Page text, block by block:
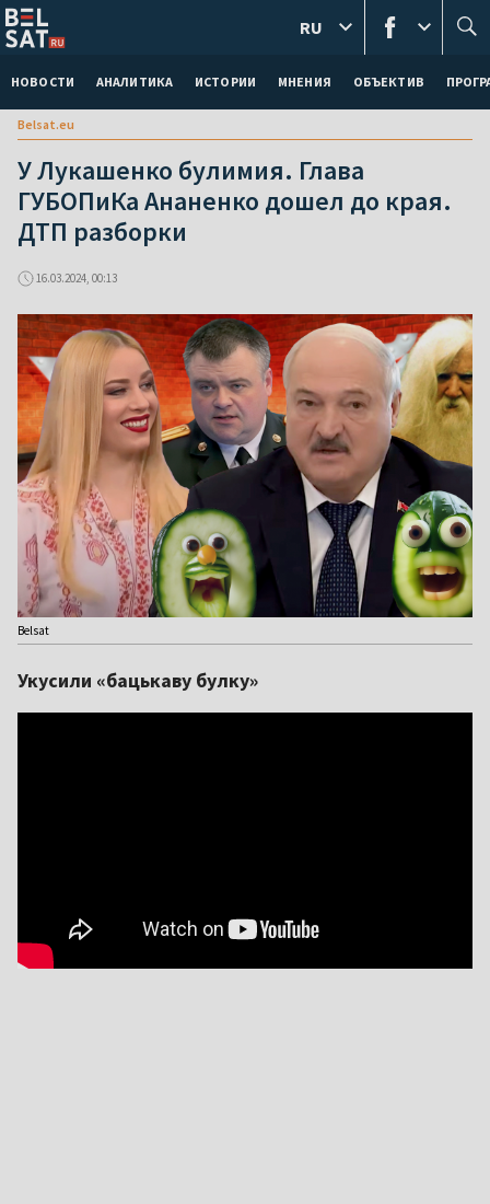
НОВОСТИ АНАЛИТИКА ИСТОРИИ МНЕНИЯ ОБЪЕКТИВ
RU
Belsat.eu
У Лукашенко булимия. Глава
ГУБОПиКа Ананенко дошел до края.
ДТП разборки
16.03.2024, 00:13
Belsat
Укусили «бацькаву булку»